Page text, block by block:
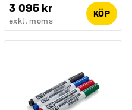
3 095 kr
exkl. moms
KÖP